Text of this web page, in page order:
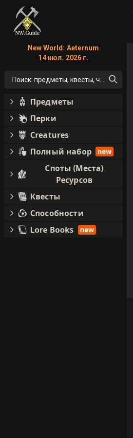
New World: Aeternum
14 июл. 2026 г.
Поиск: предметы, квесты, что угодно!
Предметы
Перки
Creatures
Полный набор
new
Споты (Места)
Ресурсов
Квесты
Способности
Lore Books
new